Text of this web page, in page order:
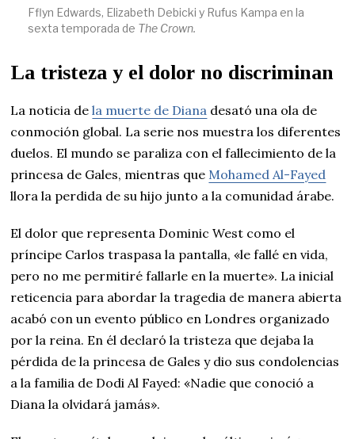
Fflyn Edwards, Elizabeth Debicki y Rufus Kampa en la
sexta temporada de The Crown.
La tristeza y el dolor no discriminan
La noticia dela muerte de Diana desató una ola de
conmoción global. La serie nos muestra los diferentes
duelos. El mundo se paraliza con el fallecimiento de la
princesa de Gales, mientras que Mohamed Al-Fayed
llora la perdida de su hijo junto a la comunidad árabe.
El dolor que representa Dominic West como el
príncipe Carlos traspasa la pantalla, «le fallé en vida,
pero no me permitiré fallarle en la muerte». La inicial
reticencia para abordar la tragedia de manera abierta
acabó con un evento público en Londres organizado
por la reina. En él declaró la tristeza que dejaba la
pérdida de la princesa de Gales y dio sus condolencias
a la familia de Dodi Al Fayed: «Nadie que conoció a
Diana la olvidará jamás».